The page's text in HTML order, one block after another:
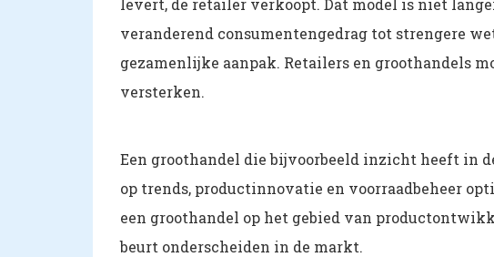
levert, de retailer verkoopt. Dat model is niet
veranderend consumentengedrag tot strengere
gezamenlijke aanpak. Retailers en groothandels
versterken.
Een groothandel die bijvoorbeeld inzicht heeft in
op trends, productinnovatie en voorraadbeheer
een groothandel op het gebied van
beurt onderscheiden in de markt.